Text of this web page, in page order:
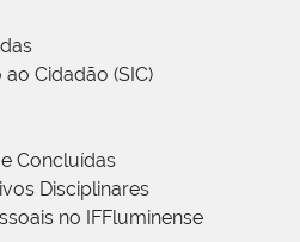
Cidadão (SIC)
Concluídas
Disciplinares
no IFFluminense